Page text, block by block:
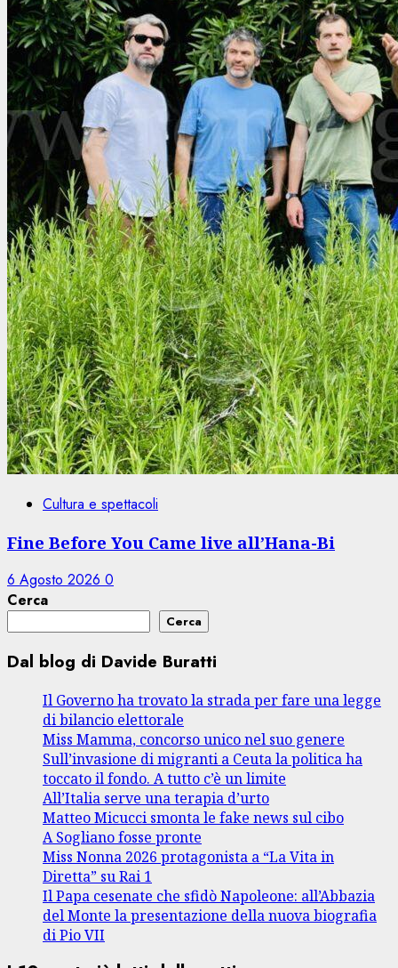
Cultura e spettacoli
Fine Before You Came live all’Hana-Bi
6 Agosto 2026 0
Cerca
Cerca
Dal blog di Davide Buratti
Il Governo ha trovato la strada per fare una legge
di bilancio elettorale
Miss Mamma, concorso unico nel suo genere
Sull’invasione di migranti a Ceuta la politica ha
toccato il fondo. A tutto c’è un limite
All’Italia serve una terapia d’urto
Matteo Micucci smonta le fake news sul cibo
A Sogliano fosse pronte
Miss Nonna 2026 protagonista a “La Vita in
Diretta” su Rai 1
Il Papa cesenate che sfidò Napoleone: all’Abbazia
del Monte la presentazione della nuova biografia
di Pio VII